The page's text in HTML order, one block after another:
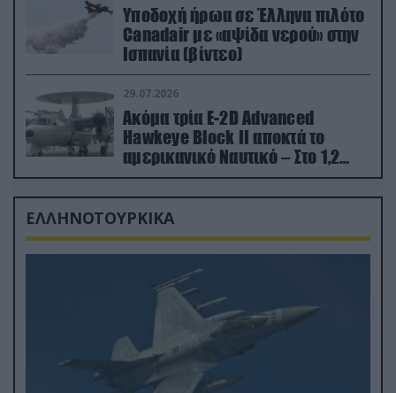
Υποδοχή ήρωα σε Έλληνα πιλότο
Canadair με «αψίδα νερού» στην
Ισπανία (βίντεο)
29.07.2026
Ακόμα τρία E-2D Advanced
Hawkeye Block II αποκτά το
αμερικανικό Ναυτικό – Στο 1,2
δισ.δολάρια το κόστος
ΕΛΛΗΝΟΤΟΥΡΚΙΚΑ